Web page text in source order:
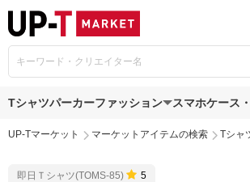
Tシャツパーカーファッション スマホケース
UP-Tマーケット マーケットアイテムの検索 Tシャ
即日Ｔシャツ(TOMS-85) 5